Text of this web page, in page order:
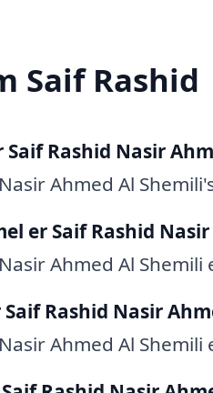
Saif Rashid
Rashid Nasir
Ahmed Al
er Saif Rashid
Ahmed Al
Rashid Nasir
Ahmed Al Shemili